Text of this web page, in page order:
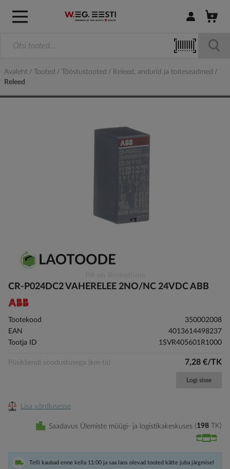
Logi sisse /
Avaleht Tooted Tööstustooted
Releed, andurid ja toiteseadmed
Releed
to
beginning
of
gallery
CR-P024DC2 VAHERELEE 2NO/NC 24VDC ABB
Tootekood
350002008
EAN
4013614498237
Tootja ID
1SVR405601R1000
Püsikliendi soodustusega (km-ta) 7,28 €/TK
Logi sisse
Lisa võrdlusesse
Saadavus Ülemiste müügi- ja logistikakeskuses 198 TK
Telli kaubad enne kella 11:00 ja saa laos olevad tooted kätte juba järgmisel